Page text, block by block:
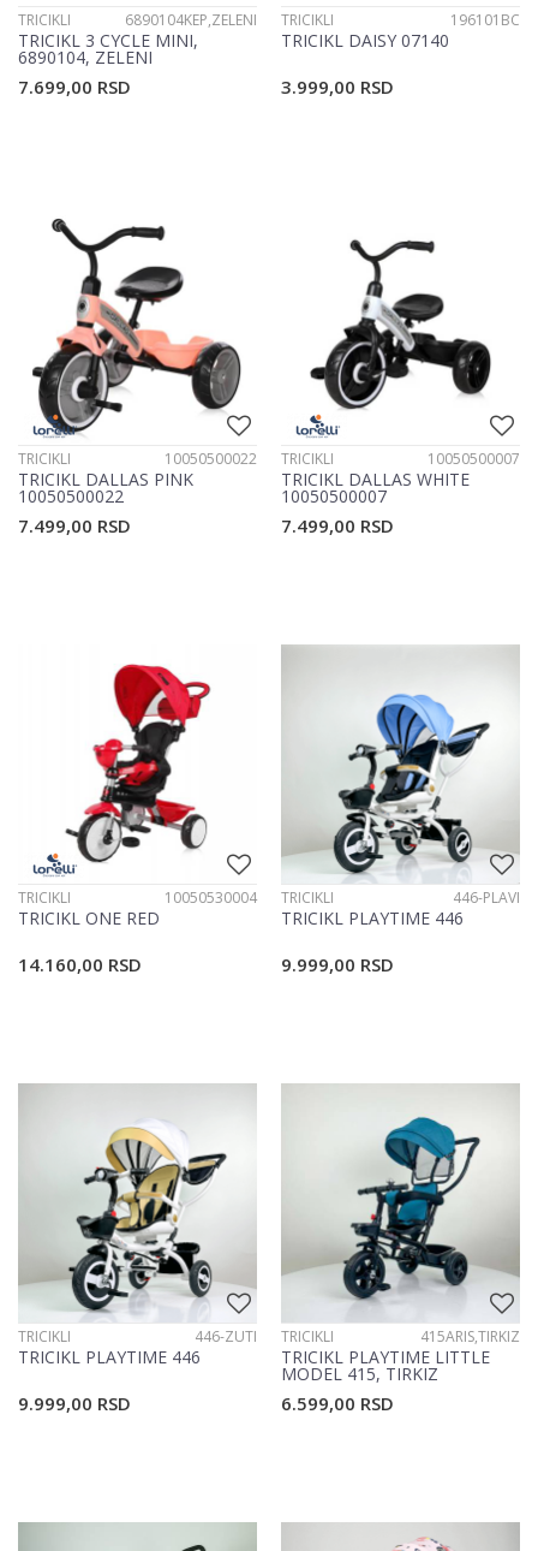
TRICIKLI 6890104KEP,ZELENI
TRICIKL 3 CYCLE MINI,
6890104, ZELENI
7.699,00 RSD
TRICIKLI 196101BC
TRICIKL DAISY 07140
3.999,00 RSD
TRICIKLI 10050500022
TRICIKL DALLAS PINK
10050500022
7.499,00 RSD
TRICIKLI 10050500007
TRICIKL DALLAS WHITE
10050500007
7.499,00 RSD
TRICIKLI 10050530004
TRICIKL ONE RED
14.160,00 RSD
TRICIKLI 446-PLAVI
TRICIKL PLAYTIME 446
9.999,00 RSD
TRICIKLI 446-ZUTI
TRICIKL PLAYTIME 446
9.999,00 RSD
TRICIKLI 415ARIS,TIRKIZ
TRICIKL PLAYTIME LITTLE
MODEL 415, TIRKIZ
6.599,00 RSD